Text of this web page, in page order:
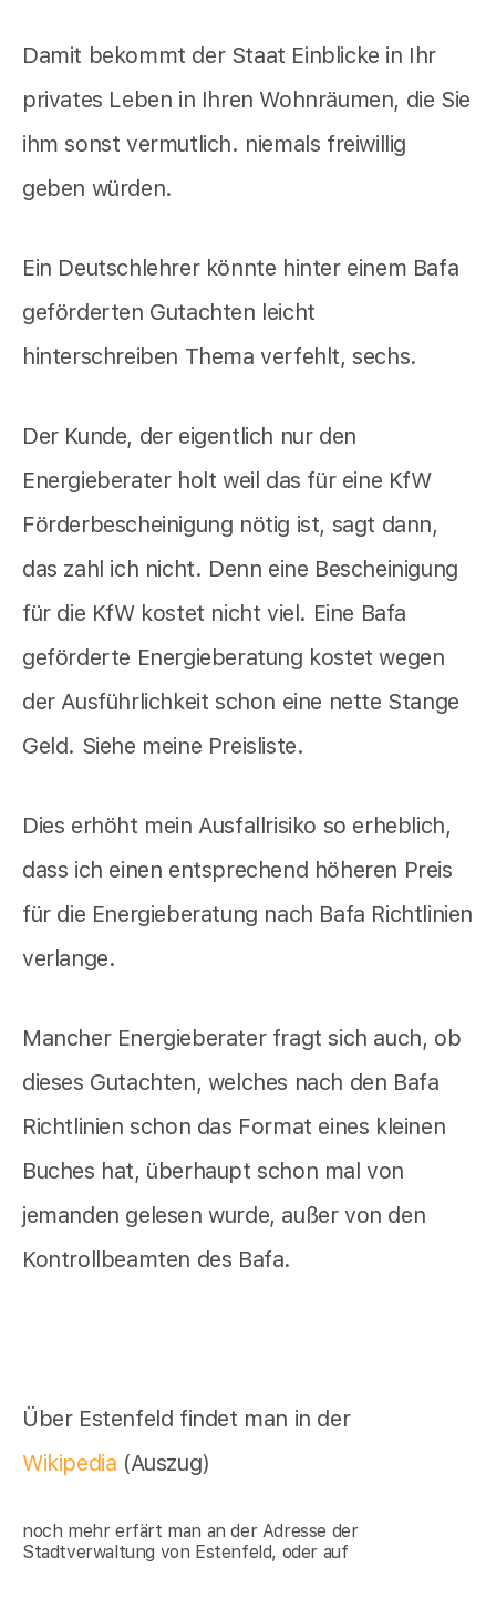
Damit bekommt der Staat Einblicke in Ihr
privates Leben in Ihren Wohnräumen, die Sie
ihm sonst vermutlich. niemals freiwillig
geben würden.
Ein Deutschlehrer könnte hinter einem Bafa
geförderten Gutachten leicht
hinterschreiben Thema verfehlt, sechs.
Der Kunde, der eigentlich nur den
Energieberater holt weil das für eine KfW
Förderbescheinigung nötig ist, sagt dann,
das zahl ich nicht. Denn eine Bescheinigung
für die KfW kostet nicht viel. Eine Bafa
geförderte Energieberatung kostet wegen
der Ausführlichkeit schon eine nette Stange
Geld. Siehe meine Preisliste.
Dies erhöht mein Ausfallrisiko so erheblich,
dass ich einen entsprechend höheren Preis
für die Energieberatung nach Bafa Richtlinien
verlange.
Mancher Energieberater fragt sich auch, ob
dieses Gutachten, welches nach den Bafa
Richtlinien schon das Format eines kleinen
Buches hat, überhaupt schon mal von
jemanden gelesen wurde, außer von den
Kontrollbeamten des Bafa.
Über Estenfeld findet man in der
Wikipedia (Auszug)
noch mehr erfärt man an der Adresse der
Stadtverwaltung von Estenfeld, oder auf